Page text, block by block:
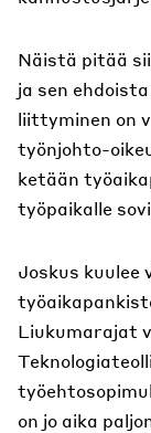
Näistä pitää
ja sen
liittyminen on
työnjohto-
ketään
työpaikalle
Joskus
Liukumarajat
on jo aika